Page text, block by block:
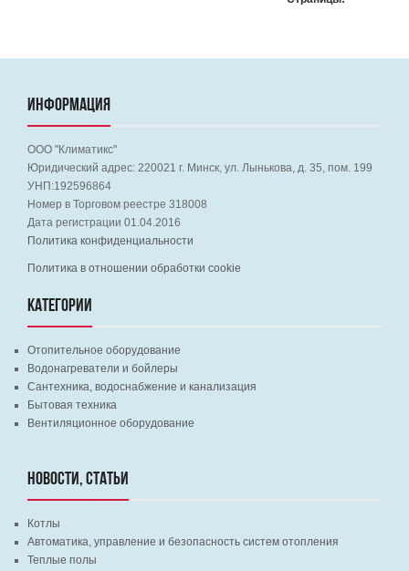
ИНФОРМАЦИЯ
ООО "Климатикс"
Юридический адрес: 220021 г. Минск, ул. Лынькова, д. 35, пом. 199
УНП:192596864
Номер в Торговом реестре 318008
Дата регистрации 01.04.2016
Политика конфиденциальности
Политика в отношении обработки cookie
КАТЕГОРИИ
Отопительное оборудование
Водонагреватели и бойлеры
Сантехника, водоснабжение и канализация
Бытовая техника
Вентиляционное оборудование
НОВОСТИ, СТАТЬИ
Котлы
Автоматика, управление и безопасность систем отопления
Теплые полы